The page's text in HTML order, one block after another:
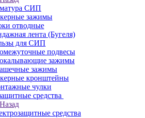
СИП
зажимы
отводные
лента (Бугеля)
для СИП
подвесы
зажимы
зажимы
кронштейны
чулки
средства
Назад
средства